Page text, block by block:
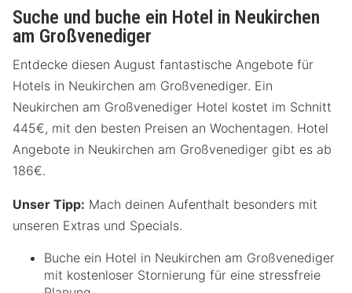
Suche und buche ein Hotel in Neukirchen
am Großvenediger
Entdecke diesen August fantastische Angebote für
Hotels in Neukirchen am Großvenediger. Ein
Neukirchen am Großvenediger Hotel kostet im Schnitt
445€, mit den besten Preisen an Wochentagen. Hotel
Angebote in Neukirchen am Großvenediger gibt es ab
186€.
Unser Tipp: Mach deinen Aufenthalt besonders mit
unseren Extras und Specials.
Buche ein Hotel in Neukirchen am Großvenediger
mit kostenloser Stornierung für eine stressfreie